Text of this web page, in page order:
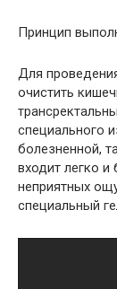
Принцип
Для
очистить
специального
болезненной,
входит легко
неприятных
специальный